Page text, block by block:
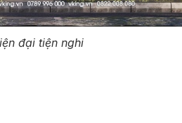
đại tiện nghi